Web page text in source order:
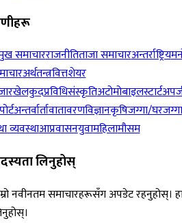
समाचारराजनीतिताजा समाचारअन्तर्राष्ट्रिय
अर्थतन्त्रवित्तशेयर
खेलकुदप्रविधिसंस्कृतिअटोमोबाइलस्टार्टअप
अन्तर्वार्तावातावरणविज्ञानकृषिजग्गा/घरजग्गा
व्यवस्थाआप्रवासनयुवामहिलामौसम
लिनुहोस्
नवीनतम समाचारहरूसँग अपडेट रहनुहोस्।